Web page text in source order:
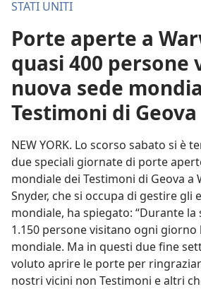
STATI UNITI
Porte aperte a
quasi 400 persone
nuova sede
Testimoni di Geova
NEW YORK. Lo scorso sabato si è
due speciali giornate di porte
mondiale dei Testimoni di Geova a
Snyder, che si occupa di gestire gli
mondiale, ha spiegato: “Durante
1.150 persone visitano ogni giorno
mondiale. Ma in questi due fine
voluto aprire le porte per
nostri vicini non Testimoni e altri